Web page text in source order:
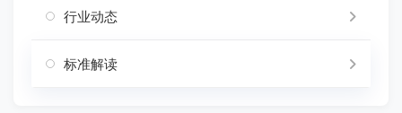
行业动态
标准解读